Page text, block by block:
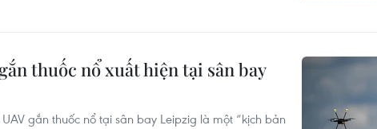
thuốc nổ xuất hiện tại sân bay
gắn thuốc nổ tại sân bay Leipzig là một “kịch bản